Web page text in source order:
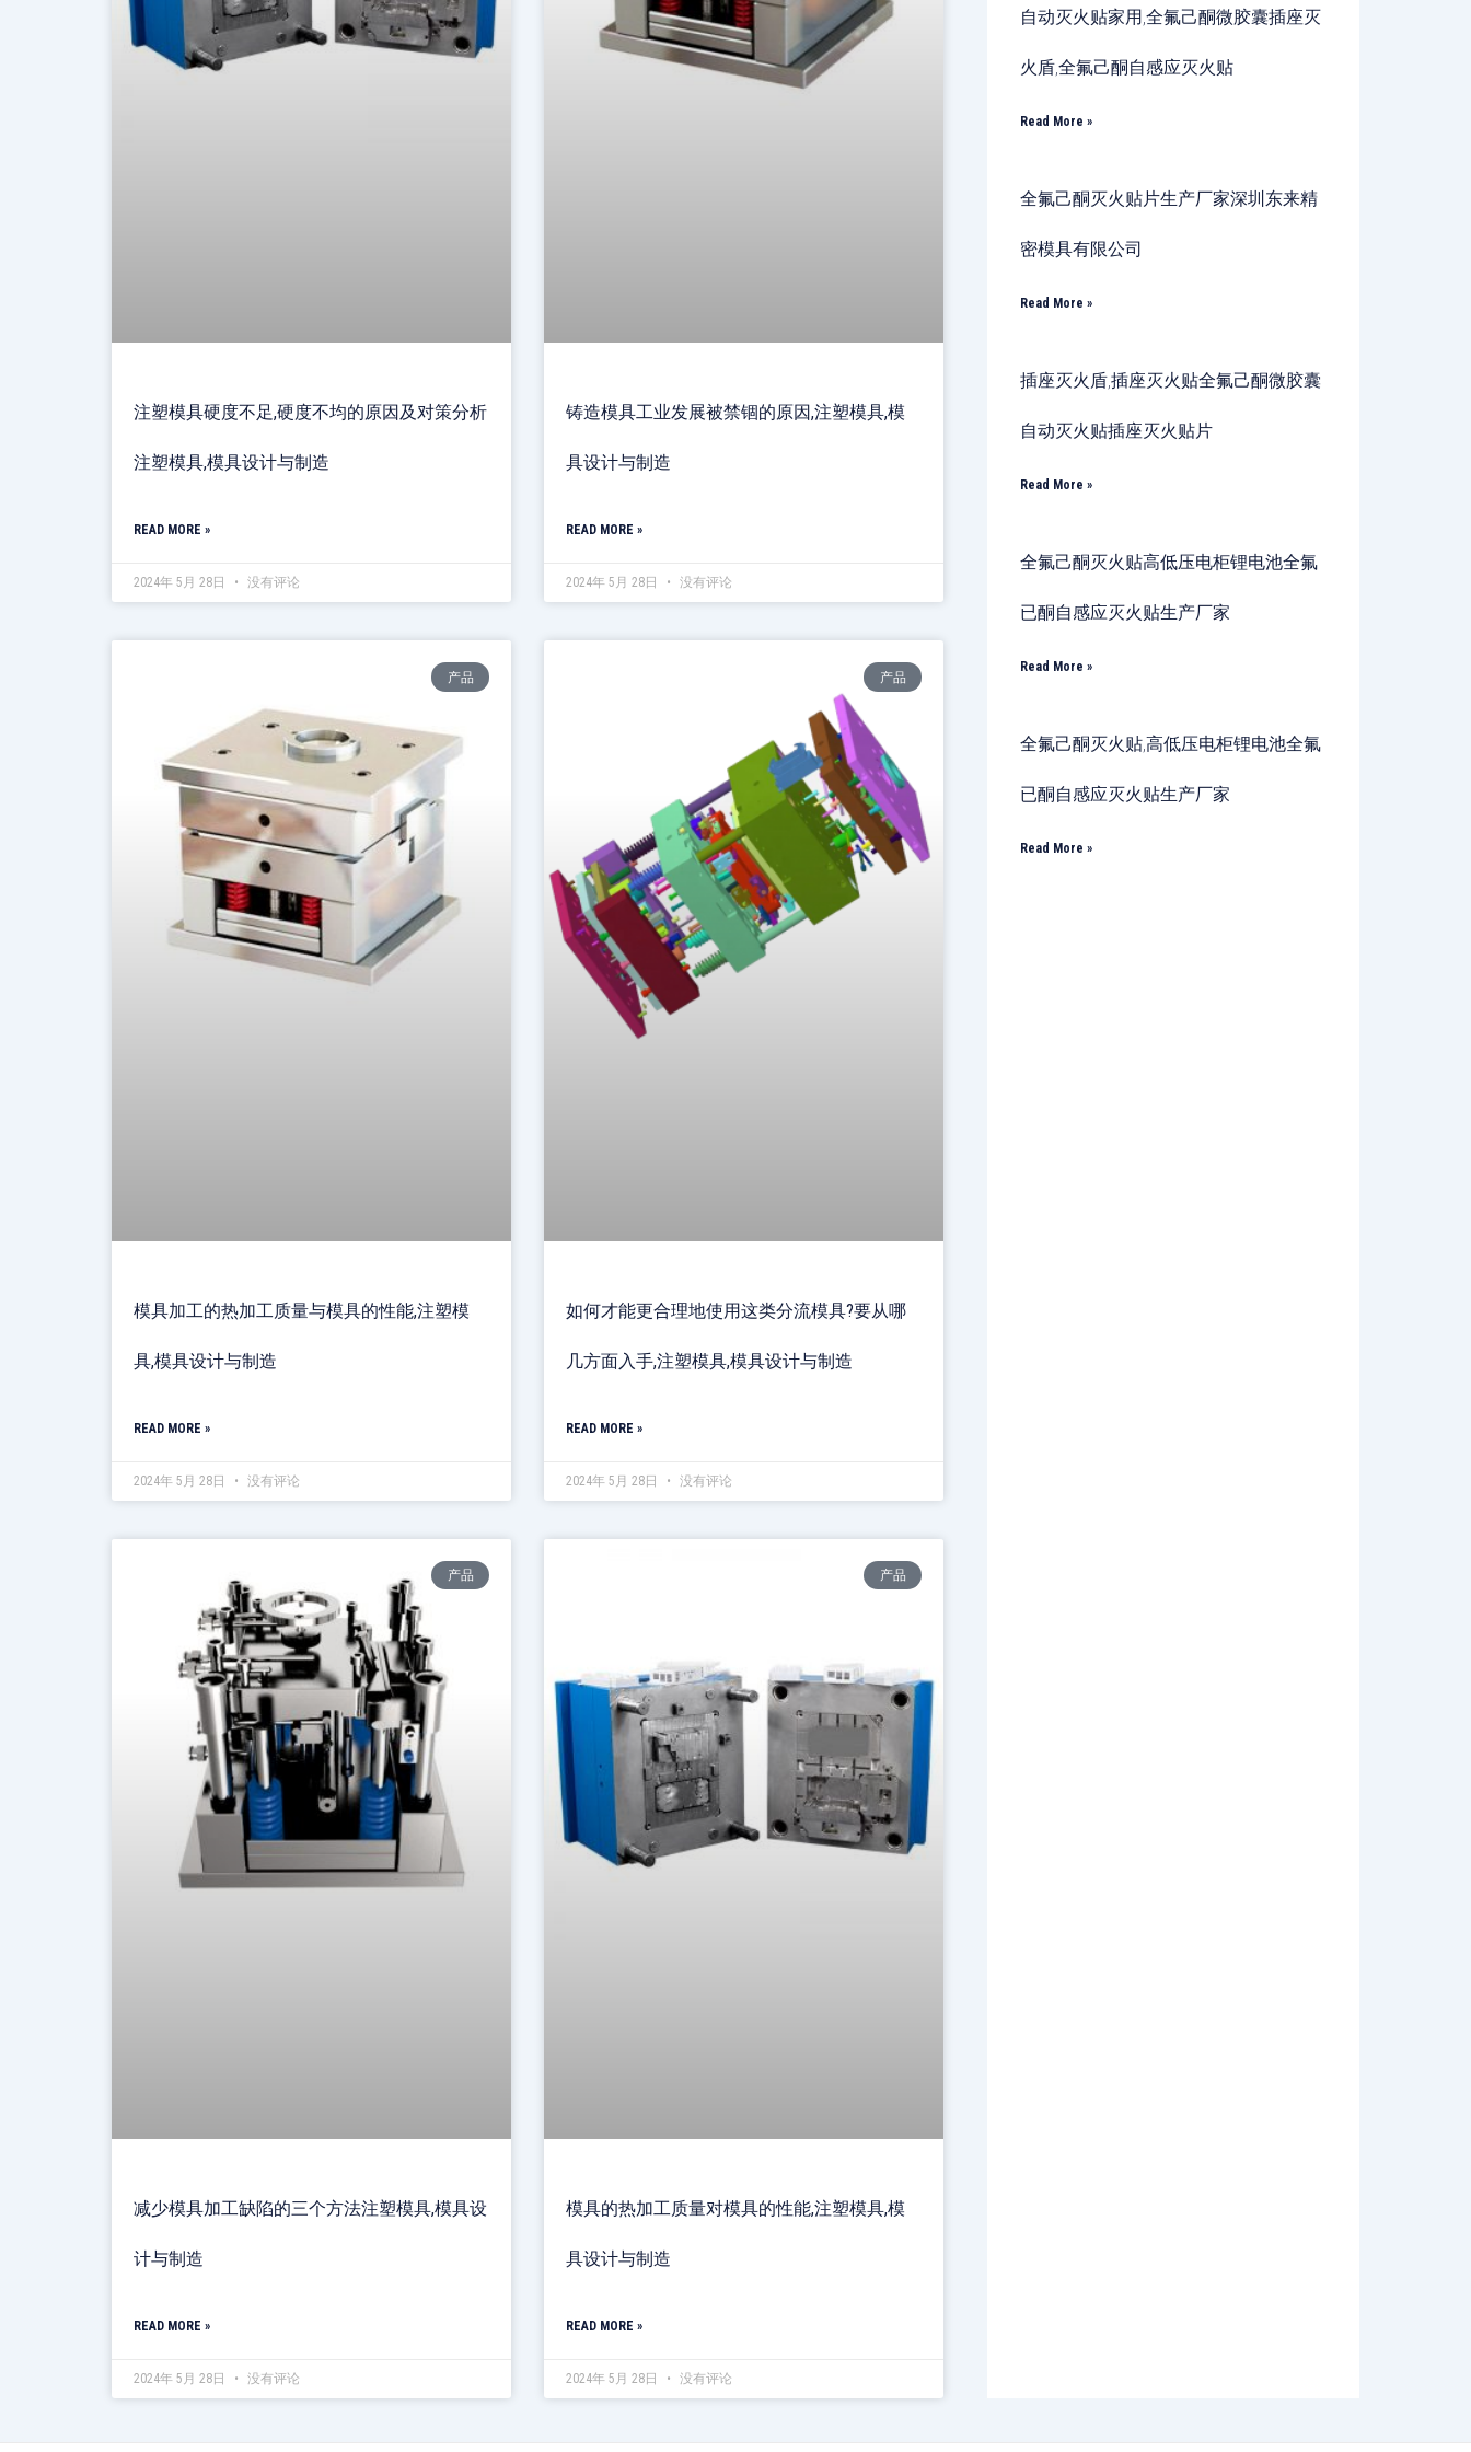
注塑模具硬度不足,硬度不均的原因及对策分析
注塑模具,模具设计与制造
READ MORE »
2024年 5月 28日 没有评论
铸造模具工业发展被禁锢的原因,注塑模具,模
具设计与制造
READ MORE »
2024年 5月 28日 没有评论
产品
模具加工的热加工质量与模具的性能,注塑模
具,模具设计与制造
READ MORE »
2024年 5月 28日 没有评论
产品
如何才能更合理地使用这类分流模具?要从哪
几方面入手,注塑模具,模具设计与制造
READ MORE »
2024年 5月 28日 没有评论
产品
减少模具加工缺陷的三个方法注塑模具,模具设
计与制造
READ MORE »
2024年 5月 28日 没有评论
产品
模具的热加工质量对模具的性能,注塑模具,模
具设计与制造
READ MORE »
2024年 5月 28日 没有评论
自动灭火贴家用,全氟己酮微胶囊插座灭
火盾,全氟己酮自感应灭火贴
Read More »
全氟己酮灭火贴片生产厂家深圳东来精
密模具有限公司
Read More »
插座灭火盾,插座灭火贴全氟己酮微胶囊
自动灭火贴插座灭火贴片
Read More »
全氟己酮灭火贴高低压电柜锂电池全氟
已酮自感应灭火贴生产厂家
Read More »
全氟己酮灭火贴,高低压电柜锂电池全氟
已酮自感应灭火贴生产厂家
Read More »